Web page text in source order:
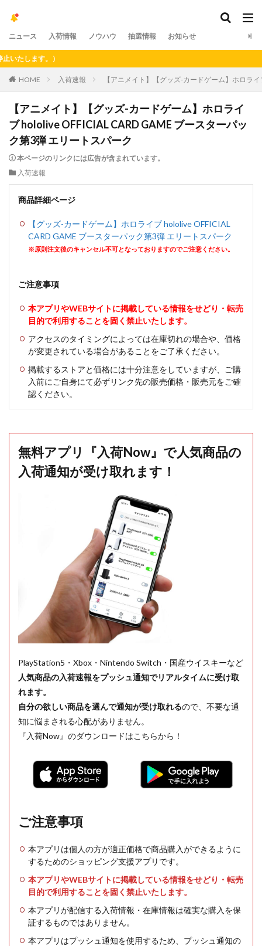
ニュース 入荷情報 ノウハウ 抽選情報 お知らせ
します。）
HOME 入荷速報 【アニメイト】【グッズ-カードゲーム】ホロラ
【アニメイト】【グッズ-カードゲーム】ホロライ
ブ hololive OFFICIAL CARD GAME ブースターパッ
ク第3弾 エリートスパーク
本ページのリンクには広告が含まれています。
入荷速報
商品詳細ページ
【グッズ-カードゲーム】ホロライブ hololive OFFICIAL
CARD GAME ブースターパック第3弾 エリートスパーク
※原則注文後のキャンセル不可となっておりますのでご注意ください。
ご注意事項
本アプリやWEBサイトに掲載している情報をせどり・転売
目的で利用することを固く禁止いたします。
アクセスのタイミングによっては在庫切れの場合や、価格
が変更されている場合があることをご了承ください。
掲載するストアと価格には十分注意をしていますが、ご購
入前にご自身にて必ずリンク先の販売価格・販売元をご確
認ください。
無料アプリ『入荷Now』で人気商品の
入荷通知が受け取れます！
PlayStation5・Xbox・Nintendo Switch・国産ウイスキーなど
人気商品の入荷速報をプッシュ通知でリアルタイムに受け取
れます。
自分の欲しい商品を選んで通知が受け取れるので、不要な通
知に悩まされる心配がありません。
『入荷Now』のダウンロードはこちらから！
ご注意事項
本アプリは個人の方が適正価格で商品購入ができるように
するためのショッピング支援アプリです。
本アプリやWEBサイトに掲載している情報をせどり・転売
目的で利用することを固く禁止いたします。
本アプリが配信する入荷情報・在庫情報は確実な購入を保
証するものではありません。
本アプリはプッシュ通知を使用するため、プッシュ通知の